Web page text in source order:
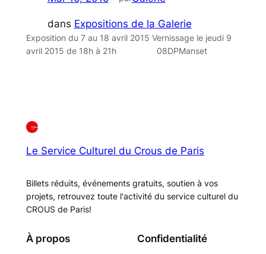
dans Expositions de la Galerie
Exposition du 7 au 18 avril 2015 Vernissage le jeudi 9
avril 2015 de 18h à 21h 08DPManset
Le Service Culturel du Crous de Paris
Billets réduits, événements gratuits, soutien à vos
projets, retrouvez toute l'activité du service culturel du
CROUS de Paris!
À propos Confidentialité